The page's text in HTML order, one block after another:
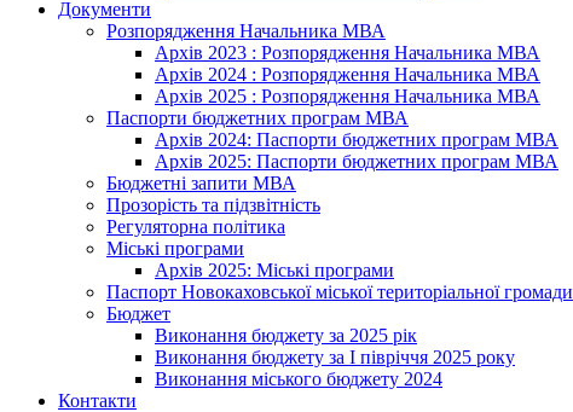
Документи
Розпорядження Начальника МВА
Архів 2023 : Розпорядження Начальника МВА
Архів 2024 : Розпорядження Начальника МВА
Архів 2025 : Розпорядження Начальника МВА
Паспорти бюджетних програм МВА
Архів 2024: Паспорти бюджетних програм МВА
Архів 2025: Паспорти бюджетних програм МВА
Бюджетні запити МВА
Прозорість та підзвітність
Регуляторна політика
Міські програми
Архів 2025: Міські програми
Паспорт Новокаховської міської територіальної громади
Бюджет
Виконання бюджету за 2025 рік
Виконання бюджету за І півріччя 2025 року
Виконання міського бюджету 2024
Контакти